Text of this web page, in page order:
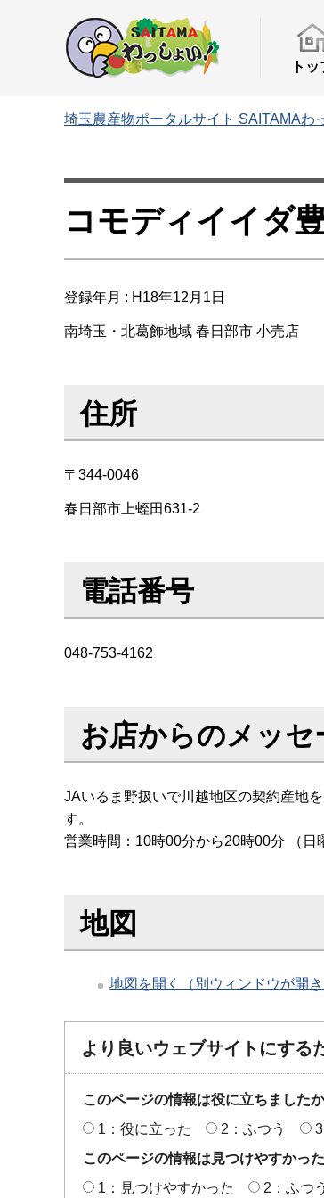
ト
埼玉農産物ポータルサイト SAITAMAわ
コモディイイダ
登録年月 : H18年12月1日
南埼玉・北葛飾地域 春日部市 小売店
住所
〒344-0046
春日部市上蛭田631-2
電話番号
048-753-4162
お店からのメッセ
JAいるま野扱いで川越地区の契約産地
す。
営業時間：10時00分から20時00分 （日
地図
地図を開く（別ウィンドウが開き
より良いウェブサイトにする
このページの情報は役に立ちました
1：役に立った
2：ふつう
このページの情報は見つけやすかっ
1：見つけやすかった
2：ふつう